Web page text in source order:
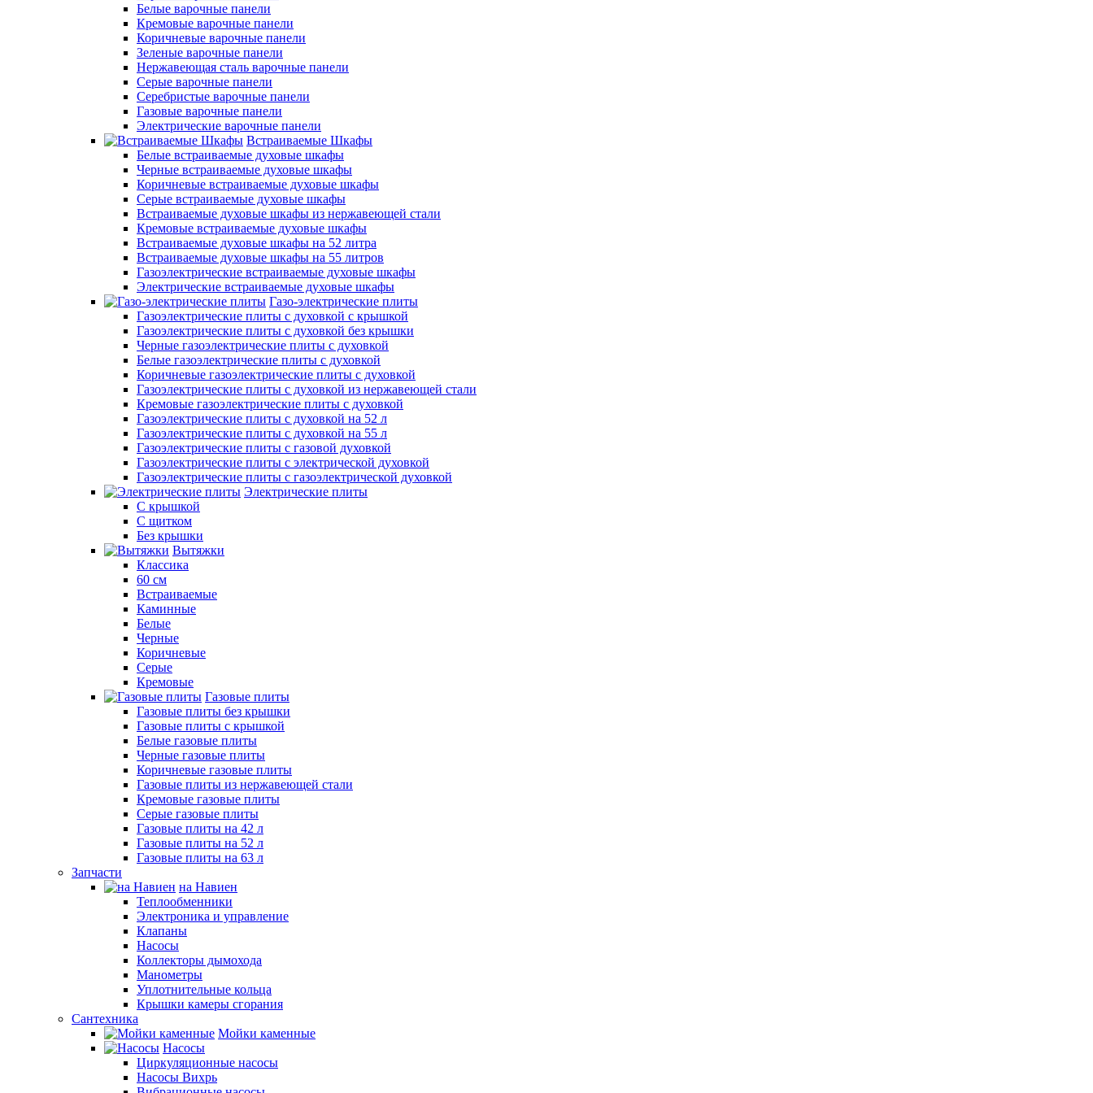
Белые варочные панели
Кремовые варочные панели
Коричневые варочные панели
Зеленые варочные панели
Нержавеющая сталь варочные панели
Серые варочные панели
Серебристые варочные панели
Газовые варочные панели
Электрические варочные панели
Встраиваемые Шкафы
Белые встраиваемые духовые шкафы
Черные встраиваемые духовые шкафы
Коричневые встраиваемые духовые шкафы
Серые встраиваемые духовые шкафы
Встраиваемые духовые шкафы из нержавеющей стали
Кремовые встраиваемые духовые шкафы
Встраиваемые духовые шкафы на 52 литра
Встраиваемые духовые шкафы на 55 литров
Газоэлектрические встраиваемые духовые шкафы
Электрические встраиваемые духовые шкафы
Газо-электрические плиты
Газоэлектрические плиты с духовкой с крышкой
Газоэлектрические плиты с духовкой без крышки
Черные газоэлектрические плиты с духовкой
Белые газоэлектрические плиты с духовкой
Коричневые газоэлектрические плиты с духовкой
Газоэлектрические плиты с духовкой из нержавеющей стали
Кремовые газоэлектрические плиты с духовкой
Газоэлектрические плиты с духовкой на 52 л
Газоэлектрические плиты с духовкой на 55 л
Газоэлектрические плиты с газовой духовкой
Газоэлектрические плиты с электрической духовкой
Газоэлектрические плиты с газоэлектрической духовкой
Электрические плиты
С крышкой
С щитком
Без крышки
Вытяжки
Классика
60 см
Встраиваемые
Каминные
Белые
Черные
Коричневые
Серые
Кремовые
Газовые плиты
Газовые плиты без крышки
Газовые плиты с крышкой
Белые газовые плиты
Черные газовые плиты
Коричневые газовые плиты
Газовые плиты из нержавеющей стали
Кремовые газовые плиты
Серые газовые плиты
Газовые плиты на 42 л
Газовые плиты на 52 л
Газовые плиты на 63 л
Запчасти
на Навиен
Теплообменники
Электроника и управление
Клапаны
Насосы
Коллекторы дымохода
Манометры
Уплотнительные кольца
Крышки камеры сгорания
Сантехника
Мойки каменные
Насосы
Циркуляционные насосы
Насосы Вихрь